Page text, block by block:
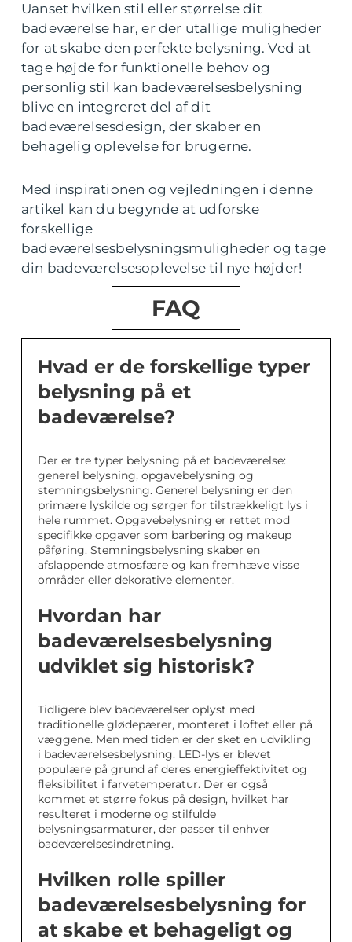
Uanset hvilken stil eller størrelse dit
badeværelse har, er der utallige muligheder
for at skabe den perfekte belysning. Ved at
tage højde for funktionelle behov og
personlig stil kan badeværelsesbelysning
blive en integreret del af dit
badeværelsesdesign, der skaber en
behagelig oplevelse for brugerne.
Med inspirationen og vejledningen i denne
artikel kan du begynde at udforske
forskellige
badeværelsesbelysningsmuligheder og tage
din badeværelsesoplevelse til nye højder!
FAQ
Hvad er de forskellige typer
belysning på et
badeværelse?
Der er tre typer belysning på et badeværelse:
generel belysning, opgavebelysning og
stemningsbelysning. Generel belysning er den
primære lyskilde og sørger for tilstrækkeligt lys i
hele rummet. Opgavebelysning er rettet mod
specifikke opgaver som barbering og makeup
påføring. Stemningsbelysning skaber en
afslappende atmosfære og kan fremhæve visse
områder eller dekorative elementer.
Hvordan har
badeværelsesbelysning
udviklet sig historisk?
Tidligere blev badeværelser oplyst med
traditionelle glødepærer, monteret i loftet eller på
væggene. Men med tiden er der sket en udvikling
i badeværelsesbelysning. LED-lys er blevet
populære på grund af deres energieffektivitet og
fleksibilitet i farvetemperatur. Der er også
kommet et større fokus på design, hvilket har
resulteret i moderne og stilfulde
belysningsarmaturer, der passer til enhver
badeværelsesindretning.
Hvilken rolle spiller
badeværelsesbelysning for
at skabe et behageligt og